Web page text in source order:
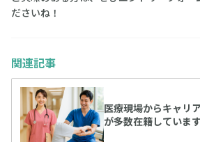
ださいね！
関連記事
医療現場からキャリ
が多数在籍しています